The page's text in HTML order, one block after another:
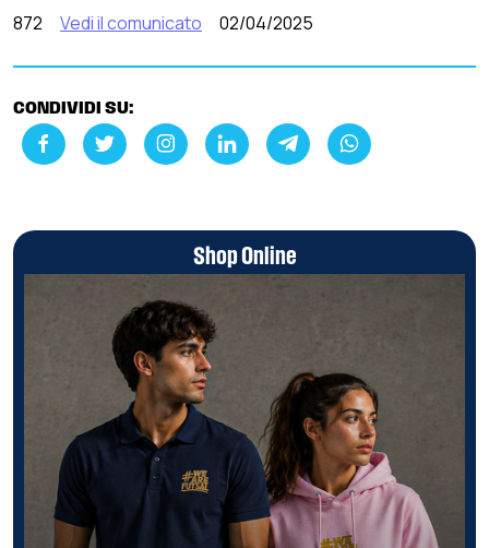
872 Vedi il comunicato 02/04/2025
CONDIVIDI SU:
Shop Online